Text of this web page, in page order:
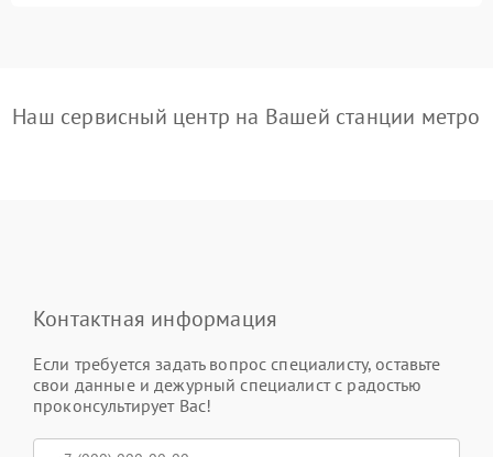
Наш сервисный центр на Вашей станции метро
Контактная информация
Если требуется задать вопрос специалисту, оставьте
свои данные и дежурный специалист с радостью
проконсультирует Вас!